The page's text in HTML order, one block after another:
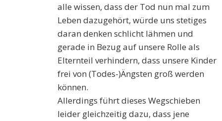
alle wissen, dass der Tod nun mal zum
Leben dazugehört, würde uns stetiges
daran denken schlicht lähmen und
gerade in Bezug auf unsere Rolle als
Elternteil verhindern, dass unsere Kinder
frei von (Todes-)Ängsten groß werden
können.
Allerdings führt dieses Wegschieben
leider gleichzeitig dazu, dass jene